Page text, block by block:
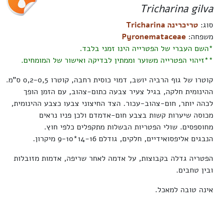
Tricharina gilva
סוג:טריכרינה Tricharina
משפחה:Pyronemataceae
*השם העברי של הפטרייה הינו זמני בלבד.
**זיהוי הפטרייה משוער וממתין לבדיקה ואישור של המומחים.
קוטרו של גוף הרביה יושב, דמוי כוסית רחבה, קוטרו 0,2-0,5 ס"מ.
ההינומית חלקה, בגיל צעיר צבעה כתום-צהוב, עם הזמן הופך
לכהה יותר, חום-צהוב-עכור. הצד החיצוני צבעו כצבע ההינומית,
מכוסה שיערות קשות בצבע חום-אדמדם ולכן פניו נראים
מחוספסים. שולי הפטריות הבשלות מתקפלים כלפי חוץ.
הנבגים אליפסואידיים, חלקים, גודלם 14-16*9-10 מיקרון.
הפטריה גדלה בקבוצות, על אדמה לאחר שריפה, אדמות מזובלות
ובין טחבים.
אינה טובה למאכל.